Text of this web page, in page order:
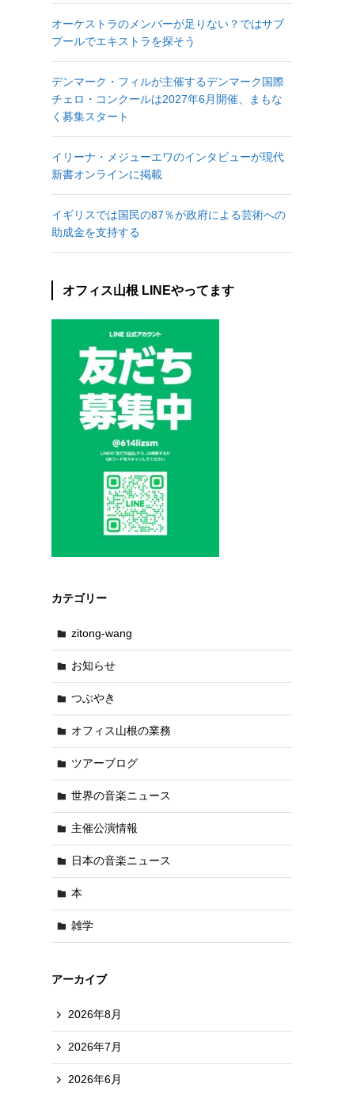
オーケストラのメンバーが足りない？ではサブ
プールでエキストラを探そう
デンマーク・フィルが主催するデンマーク国際
チェロ・コンクールは2027年6月開催、まもな
く募集スタート
イリーナ・メジューエワのインタビューが現代
新書オンラインに掲載
イギリスでは国民の87％が政府による芸術への
助成金を支持する
オフィス山根 LINEやってます
カテゴリー
zitong-wang
お知らせ
つぶやき
オフィス山根の業務
ツアーブログ
世界の音楽ニュース
主催公演情報
日本の音楽ニュース
本
雑学
アーカイブ
2026年8月
2026年7月
2026年6月